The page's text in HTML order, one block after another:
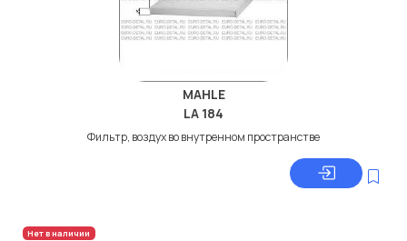
MAHLE
LA 184
Фильтр, воздух во внутренном пространстве
Нет в наличии